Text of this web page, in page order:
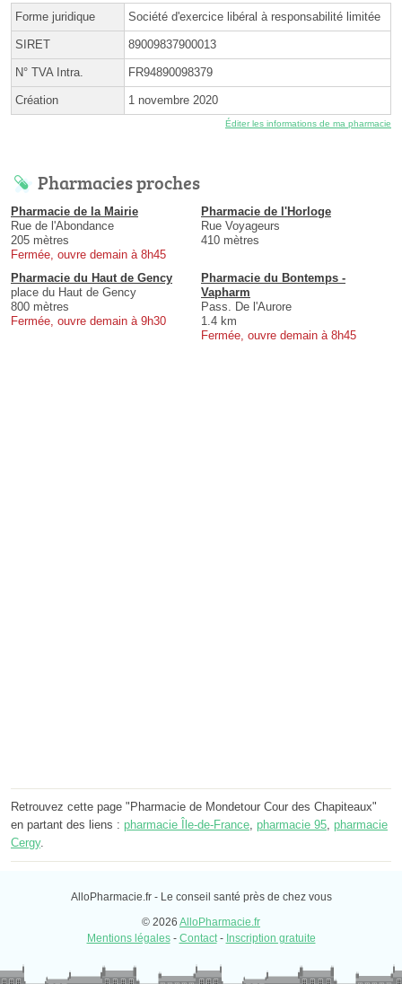
Forme juridique Société d'exercice libéral à responsabilité limitée
SIRET 89009837900013
N° TVA Intra. FR94890098379
Création 1 novembre 2020
Éditer les informations de ma pharmacie
Pharmacies proches
Pharmacie de la Mairie
Rue de l'Abondance
205 mètres
Fermée, ouvre demain à 8h45
Pharmacie de l'Horloge
Rue Voyageurs
410 mètres
Pharmacie du Haut de Gency
place du Haut de Gency
800 mètres
Fermée, ouvre demain à 9h30
Pharmacie du Bontemps -
Vapharm
Pass. De l'Aurore
1.4 km
Fermée, ouvre demain à 8h45
Retrouvez cette page "Pharmacie de Mondetour Cour des Chapiteaux"
en partant des liens : pharmacie Île-de-France pharmacie 95 pharmacie
Cergy.
AlloPharmacie.fr - Le conseil santé près de chez vous
© 2026 AlloPharmacie.fr
Mentions légales- Contact- Inscription gratuite